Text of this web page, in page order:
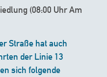
(08:00 Uhr Am
Straße hat auch
der Linie 13
sich folgende